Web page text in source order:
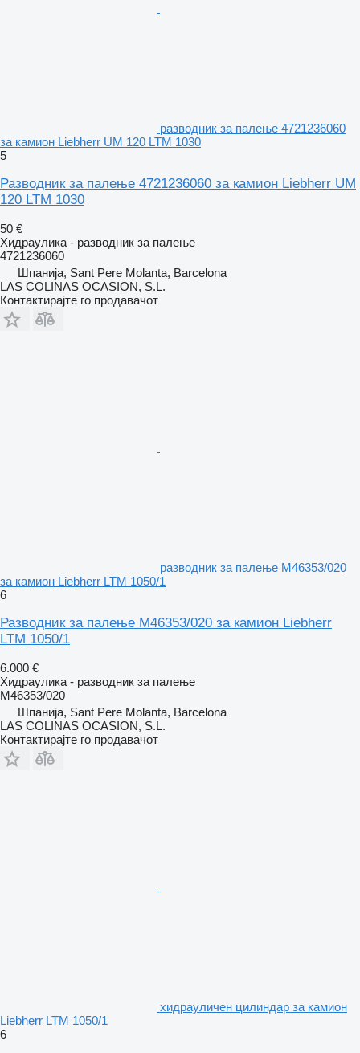
разводник за палење 4721236060
за камион Liebherr UM 120 LTM 1030
5
Разводник за палење 4721236060 за камион Liebherr UM
120 LTM 1030
50 €
Хидраулика - разводник за палење
4721236060
Шпанија, Sant Pere Molanta, Barcelona
LAS COLINAS OCASION, S.L.
Контактирајте го продавачот
разводник за палење M46353/020
за камион Liebherr LTM 1050/1
6
Разводник за палење M46353/020 за камион Liebherr
LTM 1050/1
6.000 €
Хидраулика - разводник за палење
M46353/020
Шпанија, Sant Pere Molanta, Barcelona
LAS COLINAS OCASION, S.L.
Контактирајте го продавачот
хидрауличен цилиндар за камион
Liebherr LTM 1050/1
6